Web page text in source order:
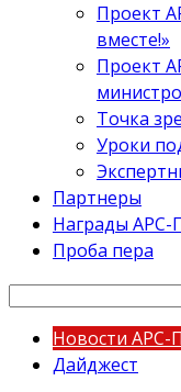
Проект
вместе!»
Проект
Точка
Уроки
Партнеры
Награды АРС-
Проба пера
Новости АРС-
Дайджест